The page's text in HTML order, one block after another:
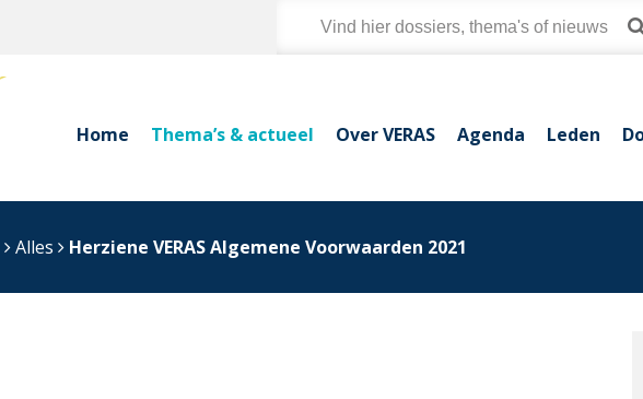
Home Thema’s & actueel Over VERAS Agenda Leden
Alles Herziene VERAS Algemene Voorwaarden 2021